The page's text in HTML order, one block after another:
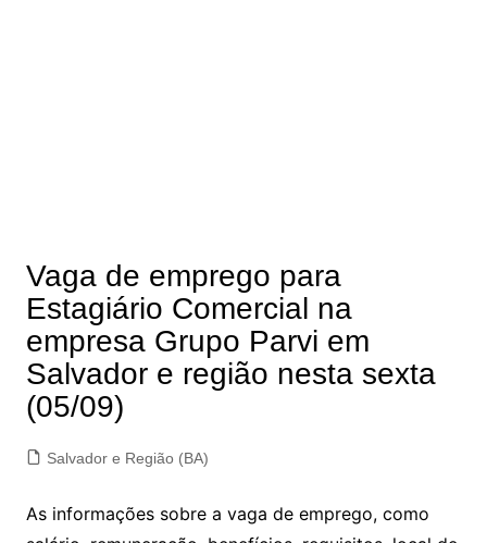
Vaga de emprego para
Estagiário Comercial na
empresa Grupo Parvi em
Salvador e região nesta sexta
(05/09)
Salvador e Região (BA)
As informações sobre a vaga de emprego, como